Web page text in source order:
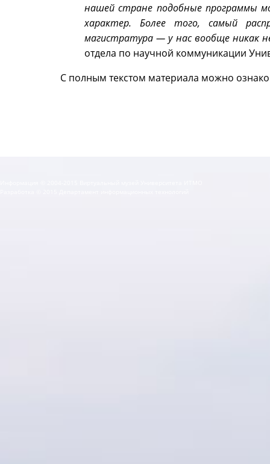
нашей стране подобные программы
характер. Более того, самый
магистратура — у нас вообще никак
отдела по научной коммуникации
С полным текстом материала можно